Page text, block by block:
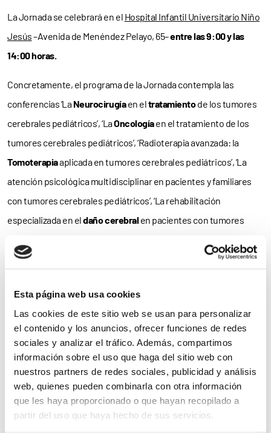
Esta página web usa cookies
Las cookies de este sitio web se usan para personalizar
el contenido y los anuncios, ofrecer funciones de redes
sociales y analizar el tráfico. Además, compartimos
información sobre el uso que haga del sitio web con
nuestros partners de redes sociales, publicidad y análisis
web, quienes pueden combinarla con otra información
que les haya proporcionado o que hayan recopilado a
partir del uso que haya hecho de sus servicios.
La Jornada se celebrará en el Hospital Infantil Universitario Niño
Jesús–Avenida de Menéndez Pelayo, 65–entre las 9:00 y las
14:00 horas.
Concretamente, el programa de la Jornada contempla las
conferencias ‘LaNeurocirugía en eltratamientode los tumores
cerebrales pediátricos’, ‘LaOncologíaen el tratamiento de los
tumores cerebrales pediátricos’, ‘Radioterapia avanzada: la
Tomoterapiaaplicada en tumores cerebrales pediátricos’, ‘La
atención psicológica multidisciplinar en pacientes y familiares
con tumores cerebrales pediátricos’, ‘La rehabilitación
especializada en eldaño cerebralen pacientes con tumores
colaboración de
Somos
discapacidado incapacidad en pacientes con tumores
cerebrales’, y ‘¿Cómo pueden colaborar cualquier empresa con la
asociación sin generar ningún gasto?’.
de la Jornada,
La asistencia a la Jornada es totalmente
limitación del aforo se requiere inscripción previa. Para